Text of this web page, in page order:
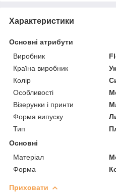
Характеристики
Основні атрибути
Виробник
Країна виробник
Колір
Особливості
Візерунки і принти
Форма випуску
Тип
Основні
Матеріал
Форма
Приховати